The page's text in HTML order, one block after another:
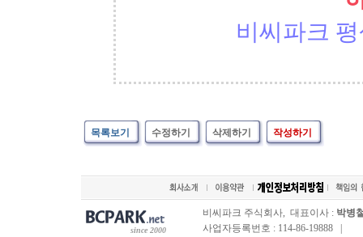
비씨파크
목록보기 수정하기 삭제하기 작성하기
since 2000
비씨파크 주식회사, 대표이사 : 박병
사업자등록번호 : 114-86-19888 |